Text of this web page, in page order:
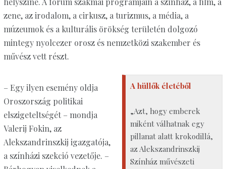
zene, az irodalom, a cirkusz, a turizmus, a média, a
múzeumok és a kulturális örökség területén dolgozó
mintegy nyolcezer orosz és nemzetközi szakember és
művész vett részt.
A hüllők életéből
„Azt, hogy emberek
miként válhatnak egy
pillanat alatt krokodillá,
az Alekszandrinszkij
Színház művészeti
– Egy ilyen esemény oldja
Oroszország politikai
elszigeteltségét – mondja
Valerij Fokin, az
Alekszandrinszkij igazgatója,
a színházi szekció vezetője. –